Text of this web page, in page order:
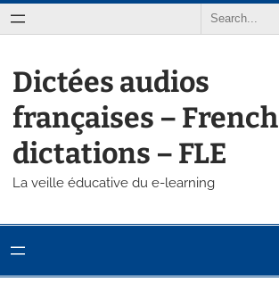
Aller
au
Search
Dictées audios
françaises – French
dictations – FLE
La veille éducative du e-learning